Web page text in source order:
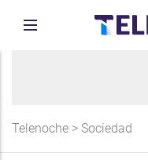
Telenoche > Sociedad